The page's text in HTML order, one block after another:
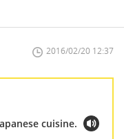
2016/02/20 12:37
cuisine.